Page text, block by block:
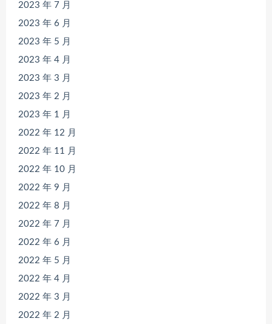
2023 年 7 月
2023 年 6 月
2023 年 5 月
2023 年 4 月
2023 年 3 月
2023 年 2 月
2023 年 1 月
2022 年 12 月
2022 年 11 月
2022 年 10 月
2022 年 9 月
2022 年 8 月
2022 年 7 月
2022 年 6 月
2022 年 5 月
2022 年 4 月
2022 年 3 月
2022 年 2 月